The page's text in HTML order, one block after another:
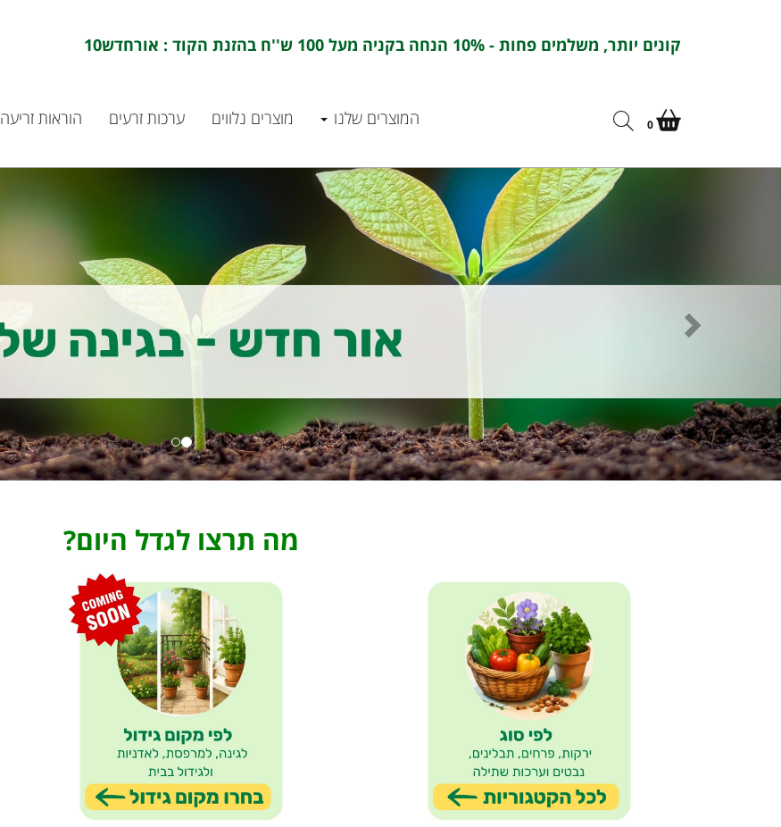
קונים יותר, משלמים פחות - 10% הנחה בקניה מעל 100 ש''ח בהזנת הקוד : אורחדש10
0 המוצרים שלנו מוצרים נלווים ערכות זרעים הוראות זריעה
מה תרצו לגדל היום?